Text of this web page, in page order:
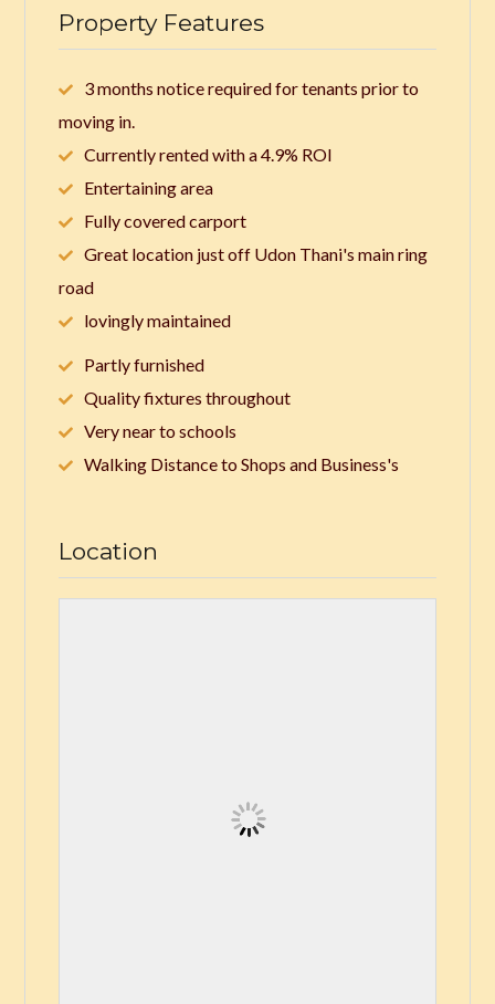
Property Features
3 months notice required for tenants prior to
moving in.
Currently rented with a 4.9% ROI
Entertaining area
Fully covered carport
Great location just off Udon Thani's main ring
road
lovingly maintained
Partly furnished
Quality fixtures throughout
Very near to schools
Walking Distance to Shops and Business's
Location